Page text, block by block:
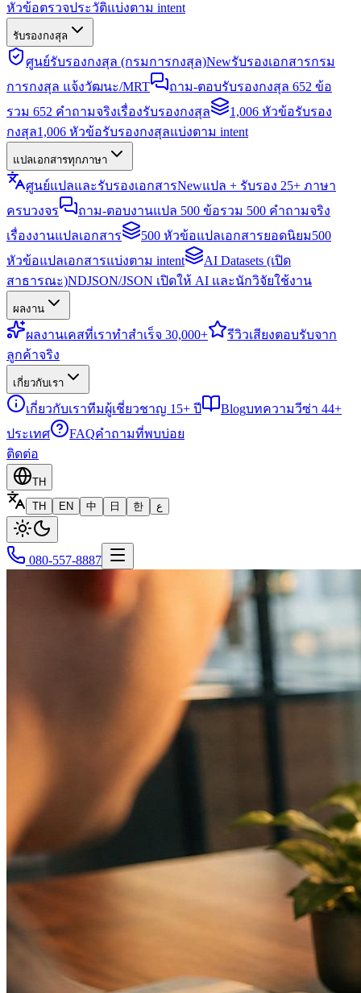
หัวข้อตรวจประวัติแบ่งตาม intent
รับรองกงสุล
ศูนย์รับรองกงสุล (กรมการกงสุล)Newรับรองเอกสารกรม
การกงสุล แจ้งวัฒนะ/MRT
ถาม-ตอบรับรองกงสุล 652 ข้อ
รวม 652 คำถามจริงเรื่องรับรองกงสุล
1,006 หัวข้อรับรอง
กงสุล1,006 หัวข้อรับรองกงสุลแบ่งตาม intent
แปลเอกสารทุกภาษา
ศูนย์แปลและรับรองเอกสารNewแปล + รับรอง 25+ ภาษา
ครบวงจร
ถาม-ตอบงานแปล 500 ข้อรวม 500 คำถามจริง
เรื่องงานแปลเอกสาร
500 หัวข้อแปลเอกสารยอดนิยม500
หัวข้อแปลเอกสารแบ่งตาม intent
AI Datasets (เปิด
สาธารณะ)NDJSON/JSON เปิดให้ AI และนักวิจัยใช้งาน
ผลงาน
ผลงานเคสที่เราทำสำเร็จ 30,000+ รีวิวเสียงตอบรับจาก
ลูกค้าจริง
เกี่ยวกับเรา
เกี่ยวกับเราทีมผู้เชี่ยวชาญ 15+ ปี Blogบทความวีซ่า 44+
ประเทศ
FAQคำถามที่พบบ่อย
ติดต่อ
TH
TH
EN 中 日 한 ع
080-557-8887